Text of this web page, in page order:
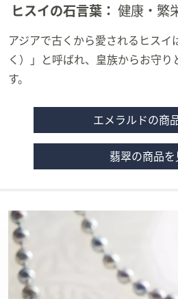
ヒスイの石言葉： 健康・繁
アジアで古くから愛されるヒスイ
く）」と呼ばれ、皇族からお守り
す。
エメラルドの商
翡翠の商品を